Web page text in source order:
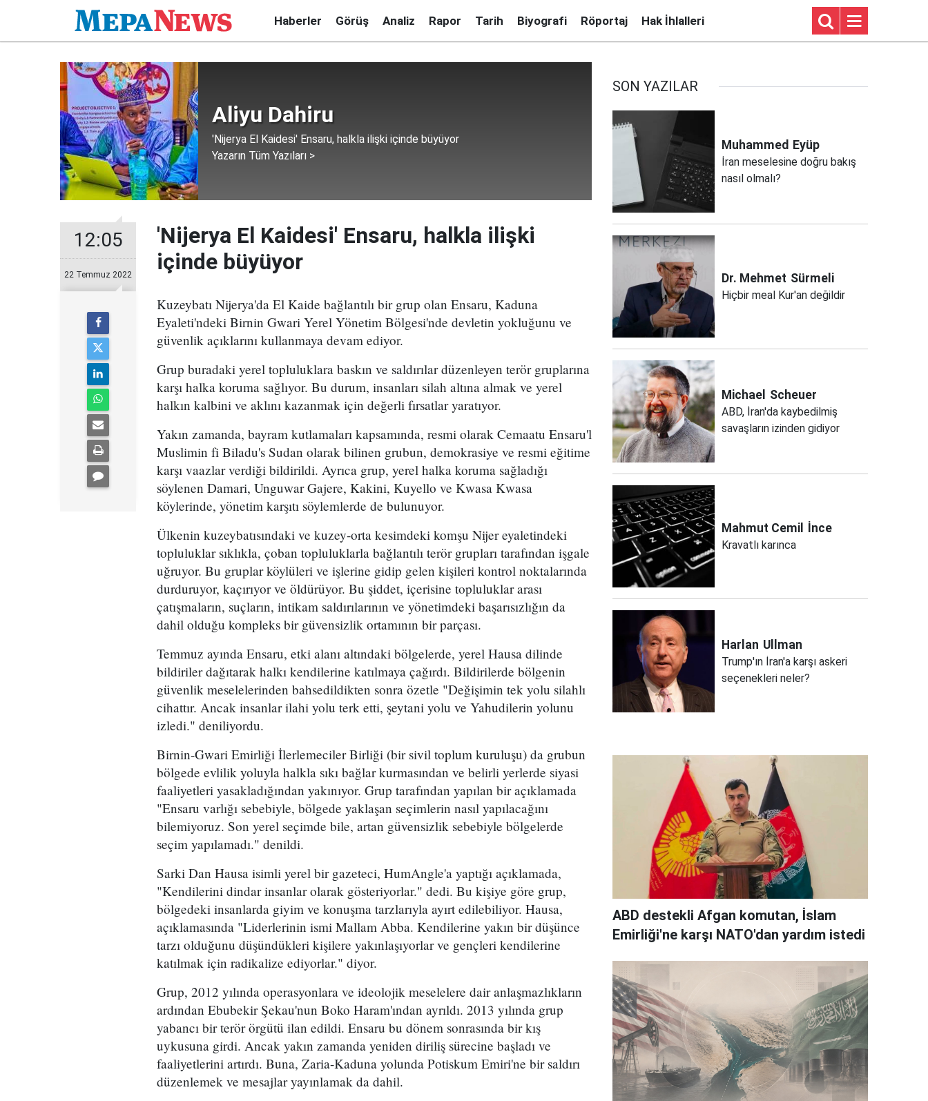
Haberler Görüş Analiz Rapor Tarih Biyografi Röportaj Hak İhlalleri
Aliyu Dahiru
'Nijerya El Kaidesi' Ensaru, halkla ilişki içinde büyüyor
Yazarın Tüm Yazıları >
12:05
22 Temmuz 2022
'Nijerya El Kaidesi' Ensaru, halkla ilişki
içinde büyüyor
Kuzeybatı Nijerya'da El Kaide bağlantılı bir grup olan Ensaru, Kaduna
Eyaleti'ndeki Birnin Gwari Yerel Yönetim Bölgesi'nde devletin yokluğunu ve
güvenlik açıklarını kullanmaya devam ediyor.
Grup buradaki yerel topluluklara baskın ve saldırılar düzenleyen terör gruplarına
karşı halka koruma sağlıyor. Bu durum, insanları silah altına almak ve yerel
halkın kalbini ve aklını kazanmak için değerli fırsatlar yaratıyor.
Yakın zamanda, bayram kutlamaları kapsamında, resmi olarak Cemaatu Ensaru'l
Muslimin fi Biladu's Sudan olarak bilinen grubun, demokrasiye ve resmi eğitime
karşı vaazlar verdiği bildirildi. Ayrıca grup, yerel halka koruma sağladığı
söylenen Damari, Unguwar Gajere, Kakini, Kuyello ve Kwasa Kwasa
köylerinde, yönetim karşıtı söylemlerde de bulunuyor.
Ülkenin kuzeybatısındaki ve kuzey-orta kesimdeki komşu Nijer eyaletindeki
topluluklar sıklıkla, çoban topluluklarla bağlantılı terör grupları tarafından işgale
uğruyor. Bu gruplar köylüleri ve işlerine gidip gelen kişileri kontrol noktalarında
durduruyor, kaçırıyor ve öldürüyor. Bu şiddet, içerisine topluluklar arası
çatışmaların, suçların, intikam saldırılarının ve yönetimdeki başarısızlığın da
dahil olduğu kompleks bir güvensizlik ortamının bir parçası.
Temmuz ayında Ensaru, etki alanı altındaki bölgelerde, yerel Hausa dilinde
bildiriler dağıtarak halkı kendilerine katılmaya çağırdı. Bildirilerde bölgenin
güvenlik meselelerinden bahsedildikten sonra özetle "Değişimin tek yolu silahlı
cihattır. Ancak insanlar ilahi yolu terk etti, şeytani yolu ve Yahudilerin yolunu
izledi." deniliyordu.
Birnin-Gwari Emirliği İlerlemeciler Birliği (bir sivil toplum kuruluşu) da grubun
bölgede evlilik yoluyla halkla sıkı bağlar kurmasından ve belirli yerlerde siyasi
faaliyetleri yasakladığından yakınıyor. Grup tarafından yapılan bir açıklamada
"Ensaru varlığı sebebiyle, bölgede yaklaşan seçimlerin nasıl yapılacağını
bilemiyoruz. Son yerel seçimde bile, artan güvensizlik sebebiyle bölgelerde
seçim yapılamadı." denildi.
Sarki Dan Hausa isimli yerel bir gazeteci, HumAngle'a yaptığı açıklamada,
"Kendilerini dindar insanlar olarak gösteriyorlar." dedi. Bu kişiye göre grup,
bölgedeki insanlarda giyim ve konuşma tarzlarıyla ayırt edilebiliyor. Hausa,
açıklamasında "Liderlerinin ismi Mallam Abba. Kendilerine yakın bir düşünce
tarzı olduğunu düşündükleri kişilere yakınlaşıyorlar ve gençleri kendilerine
katılmak için radikalize ediyorlar." diyor.
Grup, 2012 yılında operasyonlara ve ideolojik meselelere dair anlaşmazlıkların
ardından Ebubekir Şekau'nun Boko Haram'ından ayrıldı. 2013 yılında grup
yabancı bir terör örgütü ilan edildi. Ensaru bu dönem sonrasında bir kış
uykusuna girdi. Ancak yakın zamanda yeniden diriliş sürecine başladı ve
faaliyetlerini artırdı. Buna, Zaria-Kaduna yolunda Potiskum Emiri'ne bir saldırı
düzenlemek ve mesajlar yayınlamak da dahil.
SON YAZILAR
Muhammed Eyüp
İran meselesine doğru bakış
nasıl olmalı?
Dr. Mehmet Sürmeli
Hiçbir meal Kur'an değildir
Michael Scheuer
ABD, İran'da kaybedilmiş
savaşların izinden gidiyor
Mahmut Cemil İnce
Kravatlı karınca
Harlan Ullman
Trump'ın İran'a karşı askeri
seçenekleri neler?
ABD destekli Afgan komutan, İslam
Emirliği'ne karşı NATO'dan yardım istedi